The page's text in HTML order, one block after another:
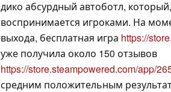
дико абсурдный автоботл,
воспринимается игроками. На
выхода, бесплатная игра https://
уже получила около 150 отзывов
https://store.steampowered.com/app/
средним положительным